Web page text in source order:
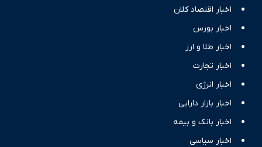
اخبار اقتصاد کلان
اخبار بورس
اخبار طلا و ارز
اخبار تجارت
اخبار انرژی
اخبار بازار دارایی
اخبار بانک و بیمه
اخبار سیاسی